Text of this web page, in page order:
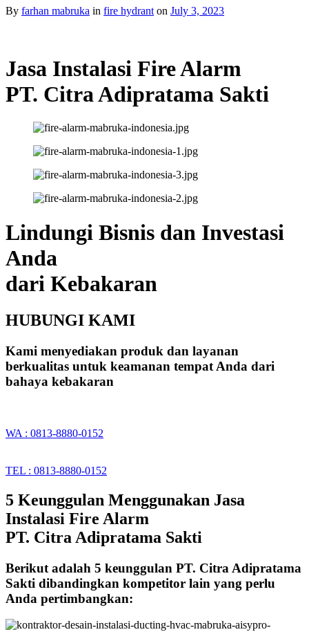
By farhan mabruka in fire hydrant on July 3, 2023
Jasa Instalasi Fire Alarm
PT. Citra Adipratama Sakti
Lindungi Bisnis dan Investasi
Anda
dari Kebakaran
HUBUNGI KAMI
Kami menyediakan produk dan layanan
berkualitas untuk keamanan tempat Anda dari
bahaya kebakaran
WA : 0813-8880-0152
TEL : 0813-8880-0152
5 Keunggulan Menggunakan Jasa
Instalasi Fire Alarm
PT. Citra Adipratama Sakti
Berikut adalah 5 keunggulan PT. Citra Adipratama
Sakti dibandingkan kompetitor lain yang perlu
Anda pertimbangkan: